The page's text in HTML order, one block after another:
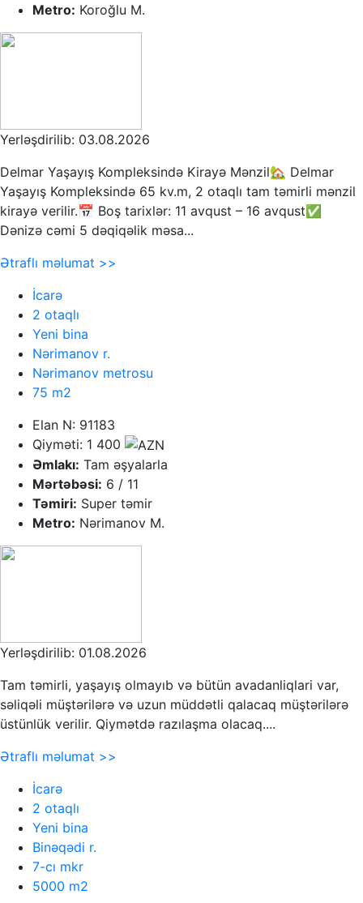
Metro: Koroğlu M.
Yerləşdirilib: 03.08.2026
Delmar Yaşayış Kompleksində Kirayə Mənzil🏡 Delmar
Yaşayış Kompleksində 65 kv.m, 2 otaqlı tam təmirli mənzil
kirayə verilir.📅 Boş tarixlər: 11 avqust – 16 avqust✅
Dənizə cəmi 5 dəqiqəlik məsa...
Ətraflı məlumat >>
İcarə
2 otaqlı
Yeni bina
Nərimanov r.
Nərimanov metrosu
75 m2
Elan N: 91183
Qiyməti: 1 400
Əmlakı: Tam əşyalarla
Mərtəbəsi: 6 / 11
Təmiri: Super təmir
Metro: Nərimanov M.
Yerləşdirilib: 01.08.2026
Tam təmirli, yaşayış olmayıb və bütün avadanliqlari var,
səliqəli müştərilərə və uzun müddətli qalacaq müştərilərə
üstünlük verilir. Qiymətdə razılaşma olacaq....
Ətraflı məlumat >>
İcarə
2 otaqlı
Yeni bina
Binəqədi r.
7-cı mkr
5000 m2